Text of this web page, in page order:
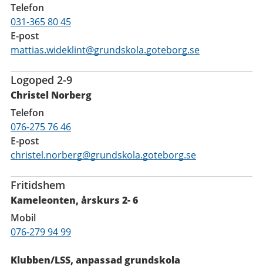
Telefon
031-365 80 45
E-post
mattias.wideklint@grundskola.goteborg.se
Logoped 2-9
Christel Norberg
Telefon
076-275 76 46
E-post
christel.norberg@grundskola.goteborg.se
Fritidshem
Kameleonten, årskurs 2- 6
Mobil
076-279 94 99
Klubben/LSS, anpassad grundskola